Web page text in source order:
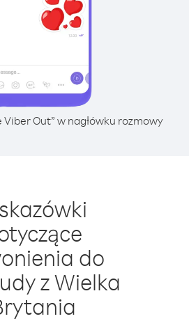
Viber Out” w nagłówku rozmowy
do
z Wielka